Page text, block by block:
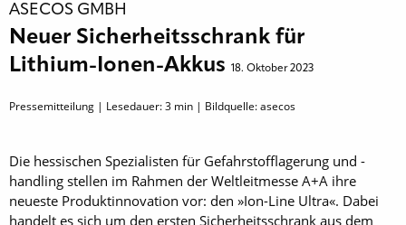
ASECOS GMBH
Neuer Sicherheitsschrank für
Lithium-Ionen-Akkus 18. Oktober 2023
Pressemitteilung | Lesedauer:3 min | Bildquelle: asecos
Die hessischen Spezialisten für Gefahrstofflagerung und -
handling stellen im Rahmen der Weltleitmesse A+A ihre
neueste Produktinnovation vor: den »Ion-Line Ultra«. Dabei
handelt es sich um den ersten Sicherheitsschrank aus dem